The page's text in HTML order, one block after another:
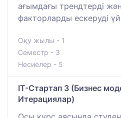
ағымдағы трендтерді
факторларды ескеруді
Оқу жылы - 1
Семестр - 3
Несиелер - 5
IT-Стартап 3 (Бизнес
Итерациялар)